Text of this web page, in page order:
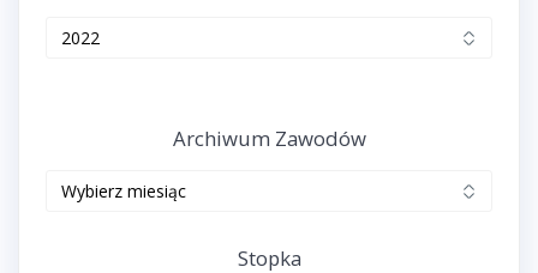
Archiwum Zawodów
Stopka